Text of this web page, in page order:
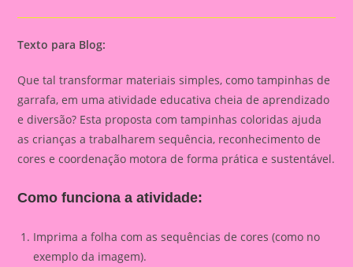
Texto para Blog:
Que tal transformar materiais simples, como tampinhas de
garrafa, em uma atividade educativa cheia de aprendizado
e diversão? Esta proposta com tampinhas coloridas ajuda
as crianças a trabalharem sequência, reconhecimento de
cores e coordenação motora de forma prática e sustentável.
Como funciona a atividade:
Imprima a folha com as sequências de cores (como no
exemplo da imagem).